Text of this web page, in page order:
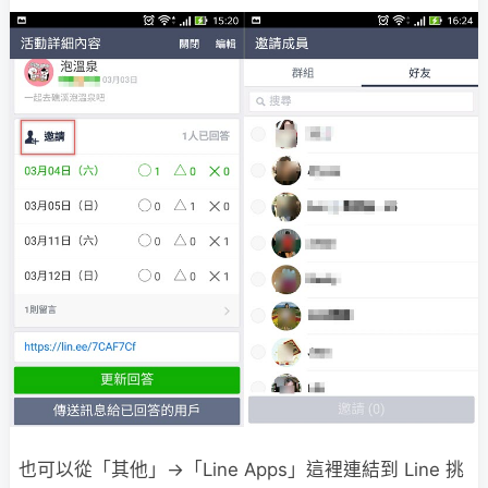
也可以從「其他」→「Line Apps」這裡連結到 Line 挑